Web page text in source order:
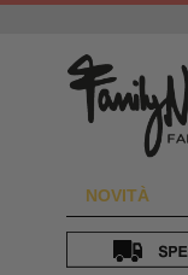
NOVITÀ